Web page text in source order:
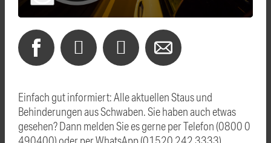
Einfach gut informiert: Alle aktuellen Staus und
Behinderungen aus Schwaben. Sie haben auch etwas
gesehen? Dann melden Sie es gerne per Telefon (0800 0